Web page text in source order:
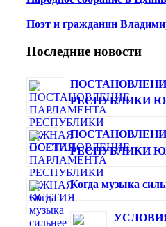
Поэт и гражданин
Последние новости
РЕСПУБЛИКИ
РЕСПУБЛИКИ
Когда музыка